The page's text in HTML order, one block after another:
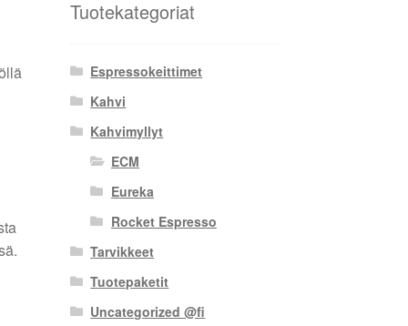
Tuotekategoriat
Espressokeittimet
Kahvi
Kahvimyllyt
ECM
Eureka
Rocket Espresso
Tarvikkeet
Tuotepaketit
Uncategorized @fi